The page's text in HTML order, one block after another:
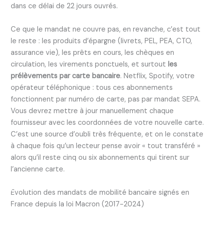
dans ce délai de 22 jours ouvrés.
Ce que le mandat ne couvre pas, en revanche, c’est tout
le reste : les produits d’épargne (livrets, PEL, PEA, CTO,
assurance vie), les prêts en cours, les chèques en
circulation, les virements ponctuels, et surtoutles
prélèvements par carte bancaire. Netflix, Spotify, votre
opérateur téléphonique : tous ces abonnements
fonctionnent par numéro de carte, pas par mandat SEPA.
Vous devrez mettre à jour manuellement chaque
fournisseur avec les coordonnées de votre nouvelle carte.
C’est une source d’oubli très fréquente, et on le constate
à chaque fois qu’un lecteur pense avoir « tout transféré »
alors qu’il reste cinq ou six abonnements qui tirent sur
l’ancienne carte.
Évolution des mandats de mobilité bancaire signés en
France depuis la loi Macron (2017-2024)